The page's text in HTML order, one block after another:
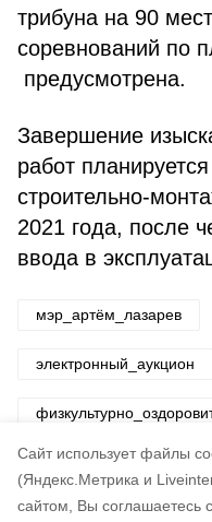
Cайт использует файлы
(Яндекс.Метрика и
сайтом, Вы соглашаетесь с
трибуна на 90
соревнований по
предусмотрена.
Завершение
работ
строительно-
2021 года, после
ввода в
мэр_артём_лазарев
электронный_аукцион
Авторы: ADMIN admin